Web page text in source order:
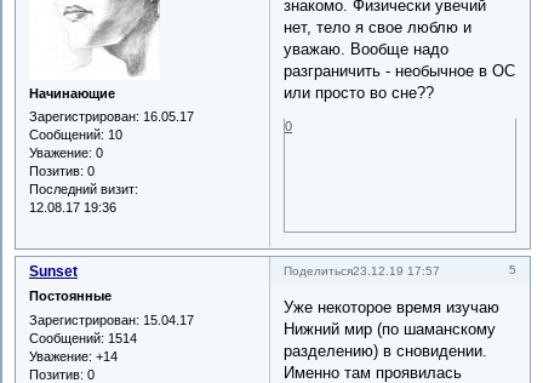
Начинающие
Зарегистрирован: 16.05.17
Сообщений: 10
Уважение: 0
Позитив: 0
Последний визит:
12.08.17 19:36
знакомо. Физически увечий
нет, тело я свое люблю и
уважаю. Вообще надо
разграничить - необычное в ОС
или просто во сне??
0
Поделиться 5
23.12.19 17:57
Sunset
Постоянные
Зарегистрирован: 15.04.17
Сообщений: 1514
Уважение: +14
Позитив: 0
Уже некоторое время изучаю
Нижний мир (по шаманскому
разделению) в сновидении.
Именно там проявилась